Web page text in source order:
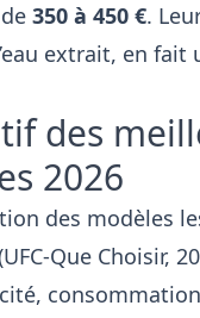
350 à 450 €.
extrait, en
des
2026
des modèles
Que Choisir,